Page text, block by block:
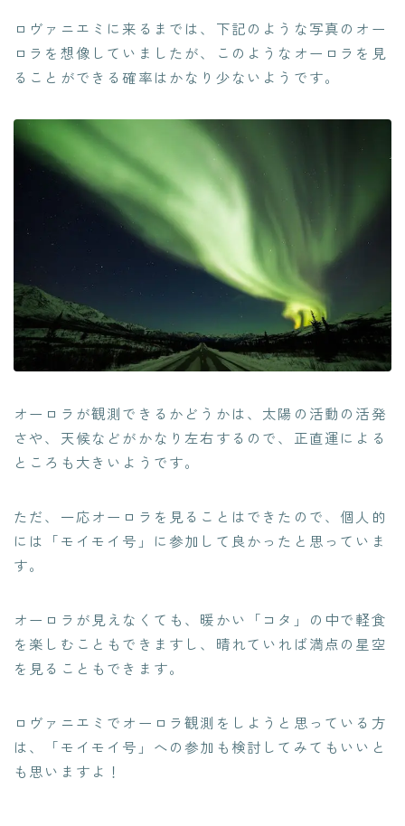
ロヴァニエミに来るまでは、下記のような写真のオー
ロラを想像していましたが、このようなオーロラを見
ることができる確率はかなり少ないようです。
オーロラが観測できるかどうかは、太陽の活動の活発
さや、天候などがかなり左右するので、正直運による
ところも大きいようです。
ただ、一応オーロラを見ることはできたので、個人的
には「モイモイ号」に参加して良かったと思っていま
す。
オーロラが見えなくても、暖かい「コタ」の中で軽食
を楽しむこともできますし、晴れていれば満点の星空
を見ることもできます。
ロヴァニエミでオーロラ観測をしようと思っている方
は、「モイモイ号」への参加も検討してみてもいいと
も思いますよ！